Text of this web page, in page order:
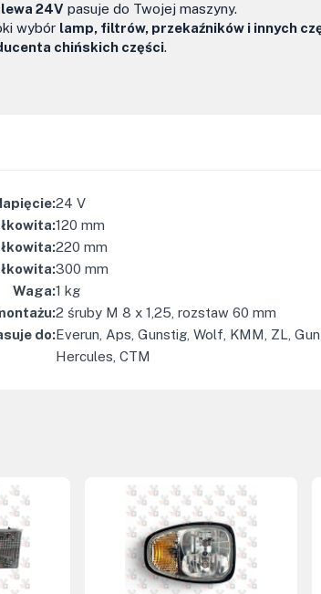
24V pasuje do Twojej maszyny.
wybór lamp, filtrów, przekaźników i innych
chińskich części.
:24 V
:120 mm
:220 mm
:300 mm
Waga:1 kg
:2 śruby M 8 x 1,25, rozstaw 60 mm
do:Everun, Aps, Gunstig, Wolf, KMM, ZL,
Hercules, CTM